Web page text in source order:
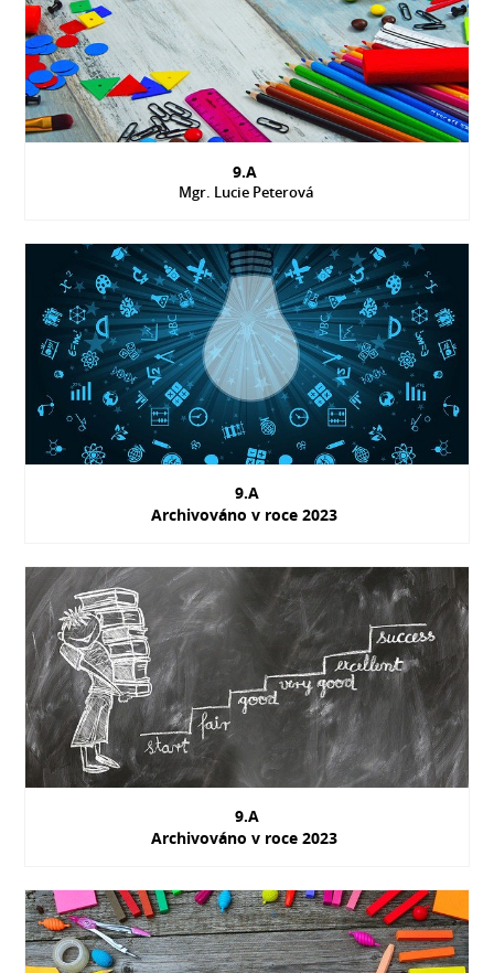
9.A
Mgr. Lucie Peterová
9.A
Archivováno v roce 2023
9.A
Archivováno v roce 2023